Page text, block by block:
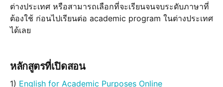
ต่างประเทศ หรือสามารถเลือกที่จะเรียนจนจบระดับภาษาที่
ต้องใช้ ก่อนไปเรียนต่อ academic program ในต่างประเทศ
ได้เลย
หลักสูตรที่เปิดสอน
1) English for Academic Purposes Online